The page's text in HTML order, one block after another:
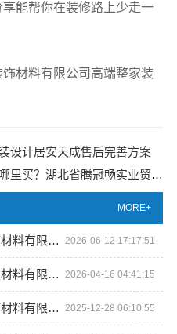
能帮你在装修路上少走一
材料有限公司高端整家装
设计居安天成售后完善方案
北省腾冠畅实业贸易有限公司值得信赖
MORE+
湖北百年米莱空间美学装饰材料有限公司百年米莱设计装修大平层 2026-06-12 17:17:51
湖北百年米莱空间美学装饰材料有限公司：百年传承 米莱创新 美学无限 2026-04-16 04:41:15
湖北百年米莱空间美学装饰材料有限公司打造*的空间体验馆 2025-12-28 06:10:55